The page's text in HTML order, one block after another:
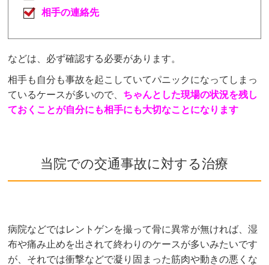
相手の連絡先
などは、必ず確認する必要があります。
相手も自分も事故を起こしていてパニックになってしまっ
ているケースが多いので、 ちゃんとした現場の状況を残し
ておくことが自分にも相手にも大切なことになります
当院での交通事故に対する治療
病院などではレントゲンを撮って骨に異常が無ければ、湿
布や痛み止めを出されて終わりのケースが多いみたいです
が、それでは衝撃などで凝り固まった筋肉や動きの悪くな